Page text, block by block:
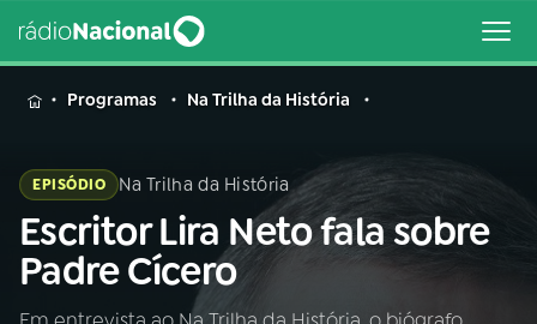
MENU
Buscar
na
Rádio
Nacional
Buscar
Programas Na Trilha da História
EPISÓDIO Na Trilha da História
Escritor Lira Neto fala sobre
Padre Cícero